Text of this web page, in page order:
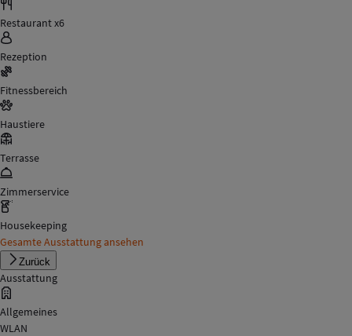
Restaurant x6
Rezeption
Fitnessbereich
Haustiere
Terrasse
Zimmerservice
Housekeeping
Gesamte Ausstattung ansehen
Zurück
Ausstattung
Allgemeines
WLAN